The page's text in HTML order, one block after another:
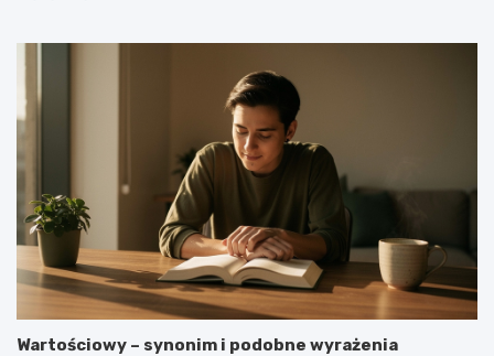
Wartościowy – synonim i podobne wyrażenia